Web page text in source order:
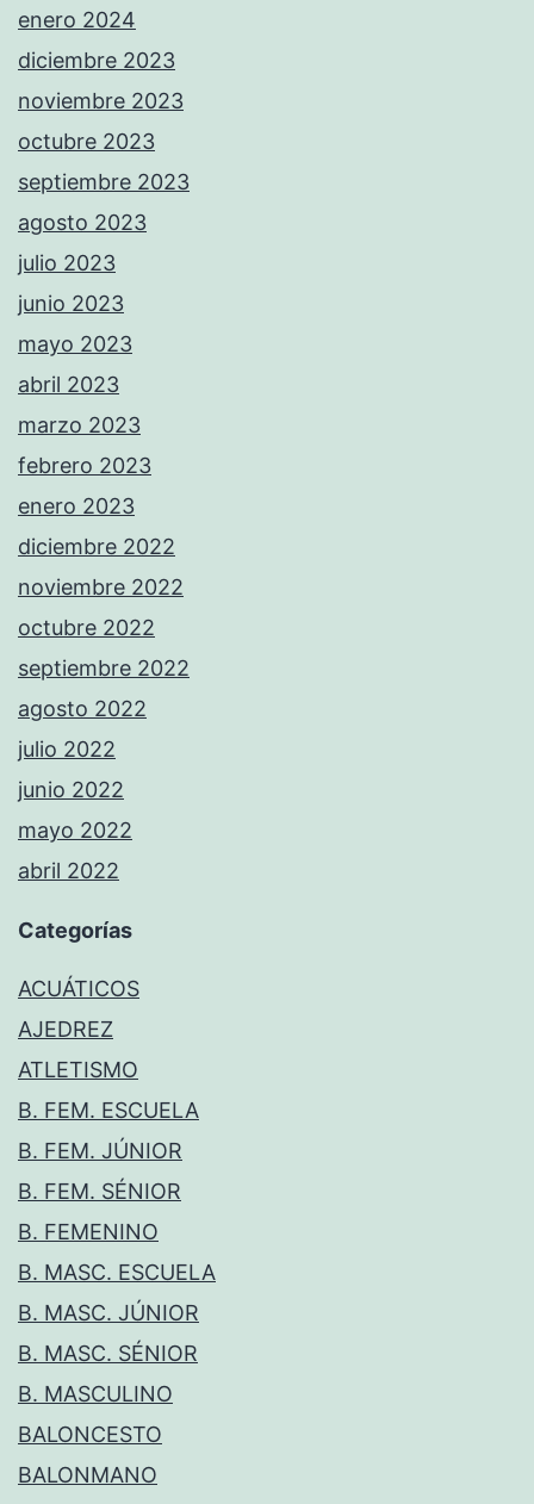
enero 2024
diciembre 2023
noviembre 2023
octubre 2023
septiembre 2023
agosto 2023
julio 2023
junio 2023
mayo 2023
abril 2023
marzo 2023
febrero 2023
enero 2023
diciembre 2022
noviembre 2022
octubre 2022
septiembre 2022
agosto 2022
julio 2022
junio 2022
mayo 2022
abril 2022
Categorías
ACUÁTICOS
AJEDREZ
ATLETISMO
B. FEM. ESCUELA
B. FEM. JÚNIOR
B. FEM. SÉNIOR
B. FEMENINO
B. MASC. ESCUELA
B. MASC. JÚNIOR
B. MASC. SÉNIOR
B. MASCULINO
BALONCESTO
BALONMANO